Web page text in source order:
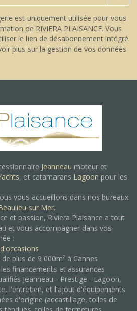
est uniquement utilisée pour vous
de RIVIERA PLAISANCE. Vous
le lien de désabonnement intégré
plus sur la gestion de vos données
Jeanneau moteur et
, et catamarans Lagoon pour les
vous accueillons dans nos bureaux
sur Mer.
et passion, Riviera Plaisance a tout
et vous accompagner dans vos
:
plus de 9 000m² à Cannes
financements et assurances
Jeanneau - Prestige - Lagoon,
l'entretien, et l'ajout d'équipements
d'origine (accastillage, toiles de